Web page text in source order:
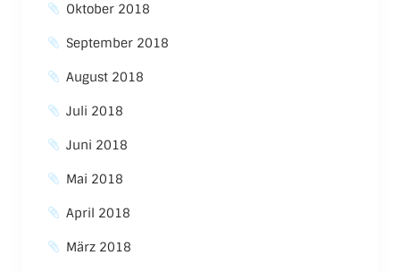
Oktober 2018
September 2018
August 2018
Juli 2018
Juni 2018
Mai 2018
April 2018
März 2018